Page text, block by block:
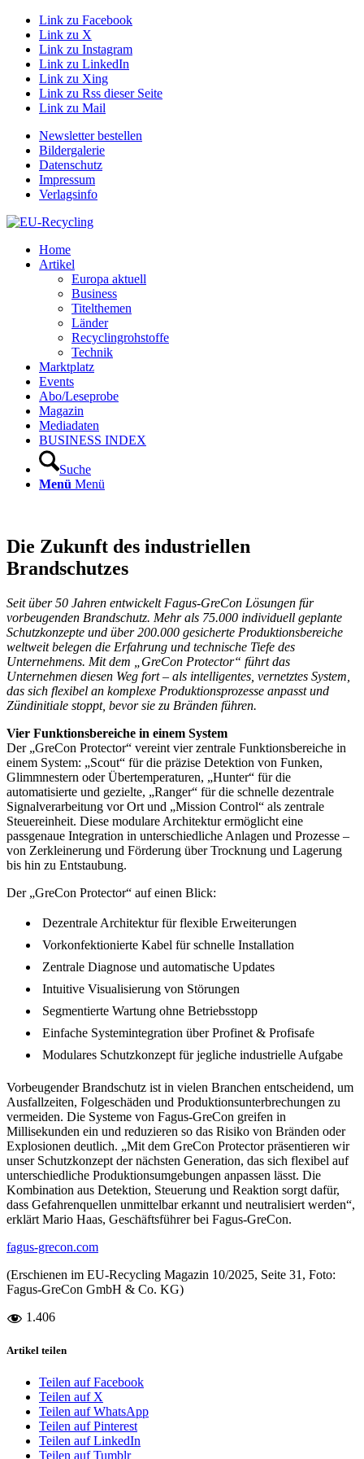
Link zu Facebook
Link zu X
Link zu Instagram
Link zu LinkedIn
Link zu Xing
Link zu Rss dieser Seite
Link zu Mail
Newsletter bestellen
Bildergalerie
Datenschutz
Impressum
Verlagsinfo
Home
Artikel
Europa aktuell
Business
Titelthemen
Länder
Recyclingrohstoffe
Technik
Marktplatz
Events
Abo/Leseprobe
Magazin
Mediadaten
BUSINESS INDEX
Suche
Menü Menü
Die Zukunft des industriellen
Brandschutzes
Seit über 50 Jahren entwickelt Fagus-GreCon Lösungen für
vorbeugenden Brandschutz. Mehr als 75.000 individuell geplante
Schutzkonzepte und über 200.000 gesicherte Produktionsbereiche
weltweit belegen die Erfahrung und technische Tiefe des
Unternehmens. Mit dem „GreCon Protector“ führt das
Unternehmen diesen Weg fort – als intelligentes, vernetztes System,
das sich flexibel an komplexe Produktionsprozesse anpasst und
Zündinitiale stoppt, bevor sie zu Bränden führen.
Vier Funktionsbereiche in einem System
Der „GreCon Protector“ vereint vier zentrale Funktionsbereiche in
einem System: „Scout“ für die präzise Detektion von Funken,
Glimmnestern oder Übertemperaturen, „Hunter“ für die
automatisierte und gezielte, „Ranger“ für die schnelle dezentrale
Signalverarbeitung vor Ort und „Mission Control“ als zentrale
Steuereinheit. Diese modulare Architektur ermöglicht eine
passgenaue Integration in unterschiedliche Anlagen und Prozesse –
von Zerkleinerung und Förderung über Trocknung und Lagerung
bis hin zu Entstaubung.
Der „GreCon Protector“ auf einen Blick:
 Dezentrale Architektur für flexible Erweiterungen
 Vorkonfektionierte Kabel für schnelle Installation
 Zentrale Diagnose und automatische Updates
 Intuitive Visualisierung von Störungen
 Segmentierte Wartung ohne Betriebsstopp
 Einfache Systemintegration über Profinet & Profisafe
 Modulares Schutzkonzept für jegliche industrielle Aufgabe
Vorbeugender Brandschutz ist in vielen Branchen entscheidend, um
Ausfallzeiten, Folgeschäden und Produktionsunterbrechungen zu
vermeiden. Die Systeme von Fagus-GreCon greifen in
Millisekunden ein und reduzieren so das Risiko von Bränden oder
Explosionen deutlich. „Mit dem GreCon Protector präsentieren wir
unser Schutzkonzept der nächsten Generation, das sich flexibel auf
unterschiedliche Produktionsumgebungen anpassen lässt. Die
Kombination aus Detektion, Steuerung und Reaktion sorgt dafür,
dass Gefahrenquellen unmittelbar erkannt und neutralisiert werden“,
erklärt Mario Haas, Geschäftsführer bei Fagus-GreCon.
fagus-grecon.com
(Erschienen im EU-Recycling Magazin 10/2025, Seite 31, Foto:
Fagus-GreCon GmbH & Co. KG)
1.406
Artikel teilen
Teilen auf Facebook
Teilen auf X
Teilen auf WhatsApp
Teilen auf Pinterest
Teilen auf LinkedIn
Teilen auf Tumblr